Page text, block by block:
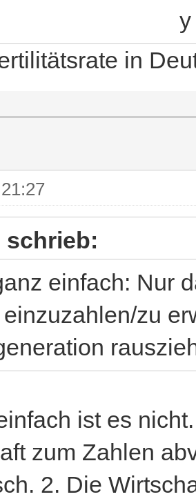
in
schrieb:
einfach: Nur
zu
ist es
zum Zahlen
2. Die